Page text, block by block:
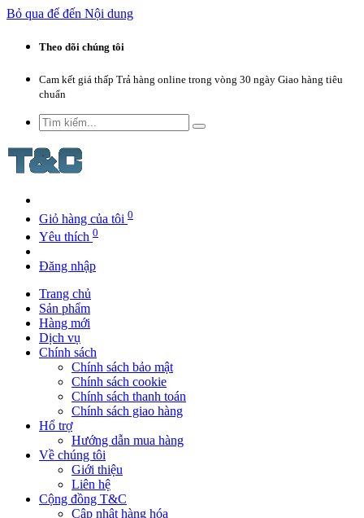
Bỏ qua để đến Nội dung
Theo dõi chúng tôi
Cam kết giá thấp Trả hàng online trong vòng 30 ngày Giao hàng tiêu
chuẩn
Giỏ hàng của tôi 0
Yêu thích 0
Đăng nhập
Trang chủ
Sản phẩm
Hàng mới
Dịch vụ
Chính sách
Chính sách bảo mật
Chính sách cookie
Chính sách thanh toán
Chính sách giao hàng
Hổ trợ
Hướng dẫn mua hàng
Về chúng tôi
Giới thiệu
Liên hệ
Cộng đồng T&C
Cập nhật hàng hóa